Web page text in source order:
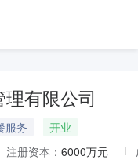
有限公司
服务
开业
注册资本： 6000万元